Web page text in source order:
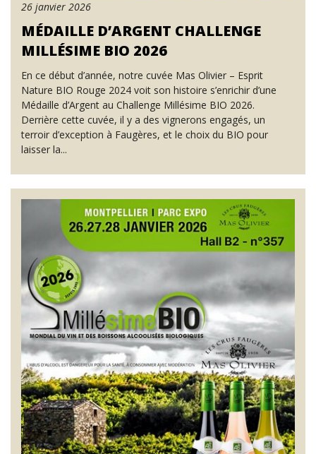
26 janvier 2026
MÉDAILLE D’ARGENT CHALLENGE
MILLÉSIME BIO 2026
En ce début d’année, notre cuvée Mas Olivier – Esprit
Nature BIO Rouge 2024 voit son histoire s’enrichir d’une
Médaille d’Argent au Challenge Millésime BIO 2026.
Derrière cette cuvée, il y a des vignerons engagés, un
terroir d’exception à Faugères, et le choix du BIO pour
laisser la...